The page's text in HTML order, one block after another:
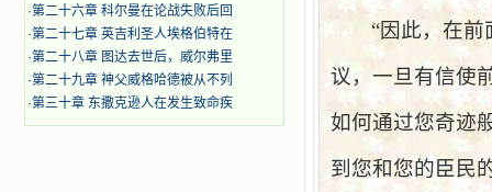
·第二十六章 科尔曼在论战失败后回
·第二十七章 英吉利圣人埃格伯特在
·第二十八章 图达去世后，威尔弗里
·第二十九章 神父威格哈德被从不列
·第三十章 东撒克逊人在发生致命疾
“因此，在
议，一旦有信使
如何通过您奇迹
到您和您的臣民